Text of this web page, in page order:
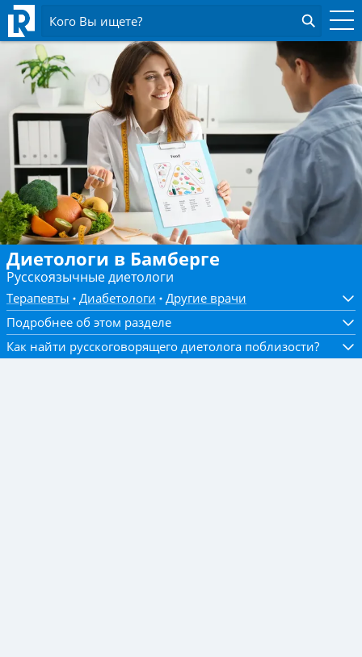
Кого Вы ищете?
Диетологи в Бамберге
Русскоязычные диетологи
Терапевты Диабетологи
Другие врачи
Подробнее об этом разделе
Как найти русскоговорящего диетолога поблизости?